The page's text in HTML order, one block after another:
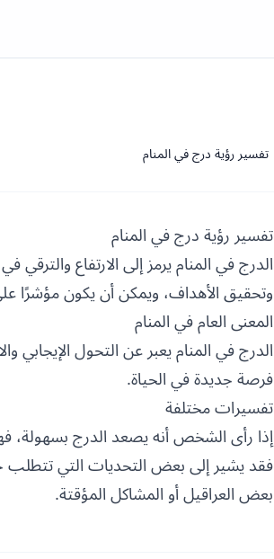
تفسير رؤية درج في المنام
تفسير رؤية درج في المنام
الدرج في المنام يرمز إلى الارتفاع
وتحقيق الأهداف، ويمكن أن يكون مؤشرًا
المعنى العام في المنام
الدرج في المنام يعبر عن التحول
فرصة جديدة في الحياة.
تفسيرات مختلفة
إذا رأى الشخص أنه يصعد الدرج بسهولة،
فقد يشير إلى بعض التحديات التي تتطلب
بعض العراقيل أو المشاكل المؤقتة.